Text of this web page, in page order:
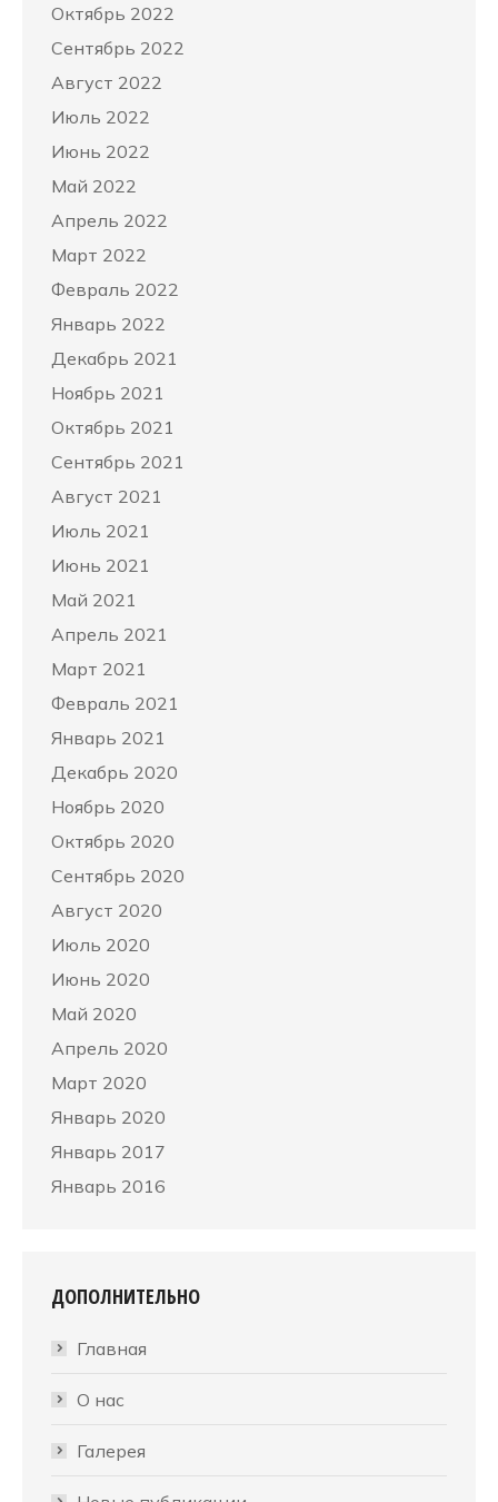
Октябрь 2022
Сентябрь 2022
Август 2022
Июль 2022
Июнь 2022
Май 2022
Апрель 2022
Март 2022
Февраль 2022
Январь 2022
Декабрь 2021
Ноябрь 2021
Октябрь 2021
Сентябрь 2021
Август 2021
Июль 2021
Июнь 2021
Май 2021
Апрель 2021
Март 2021
Февраль 2021
Январь 2021
Декабрь 2020
Ноябрь 2020
Октябрь 2020
Сентябрь 2020
Август 2020
Июль 2020
Июнь 2020
Май 2020
Апрель 2020
Март 2020
Январь 2020
Январь 2017
Январь 2016
ДОПОЛНИТЕЛЬНО
Главная
О нас
Галерея